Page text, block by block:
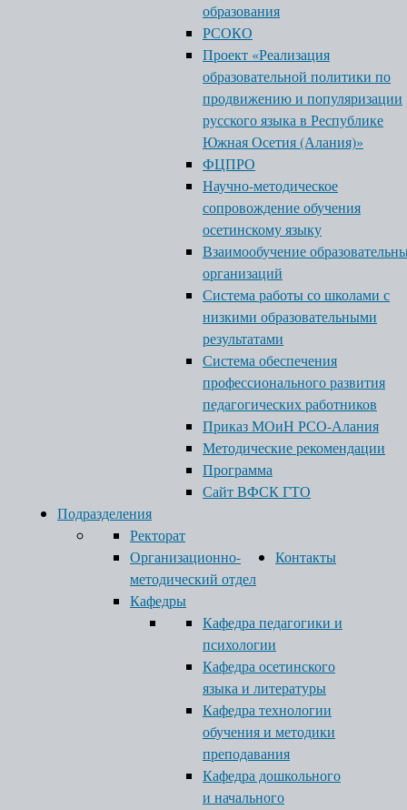
образования
РСОКО
Проект «Реализация
образовательной политики по
продвижению и популяризации
русского языка в Республике
Южная Осетия (Алания)»
ФЦПРО
Научно-методическое
сопровождение обучения
осетинскому языку
Взаимообучение
организаций
Система работы со школами с
низкими образовательными
результатами
Система обеспечения
профессионального развития
педагогических работников
Приказ МОиН РСО-Алания
Методические рекомендации
Программа
Сайт ВФСК ГТО
Подразделения
Ректорат
Организационно-
методический отдел
Кафедры
Кафедра педагогики и
психологии
Кафедра осетинского
языка и литературы
Кафедра технологии
обучения и методики
преподавания
Кафедра дошкольного
и начального
Контакты